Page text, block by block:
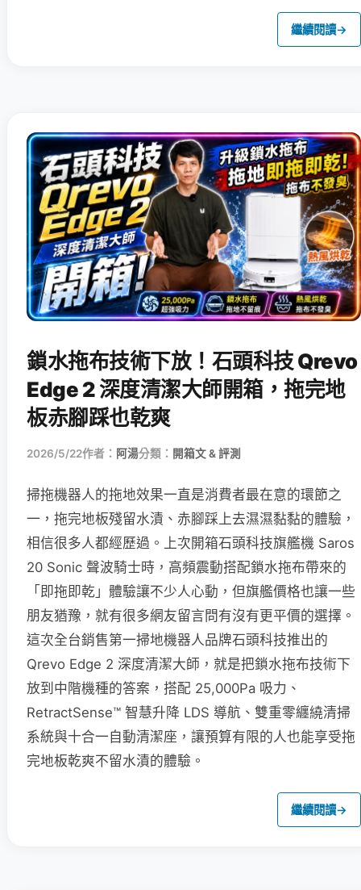
繼續閱讀→
鎖水拖布技術下放！石頭科技 Qrevo
Edge 2 深度清潔大師開箱，拖完地
板赤腳踩也乾爽
2026/5/22作者： 阿湯分類： 開箱文 & 評測
掃拖機器人的拖地效果一直是消費者最在意的環節之
一，拖完地板殘留水漬、赤腳踩上去濕濕黏黏的體驗，
相信很多人都經歷過。上次開箱石頭科技旗艦機 Saros
20 Sonic 聲波騎士時，高頻震動搭配鎖水拖布帶來的
「即拖即乾」體驗讓不少人心動，但旗艦價格也讓一些
朋友猶豫，就有很多網友留言問有沒有更平價的選擇。
這次全台銷售第一掃地機器人品牌石頭科技推出的
Qrevo Edge 2 深度清潔大師，就是把鎖水拖布技術下
放到中階機種的答案，搭配 25,000Pa 吸力、
RetractSense™ 智慧升降 LDS 導航、雙重零纏繞清掃
系統與十合一自動清潔座，讓預算有限的人也能享受拖
完地板乾爽不留水漬的體驗。
繼續閱讀→